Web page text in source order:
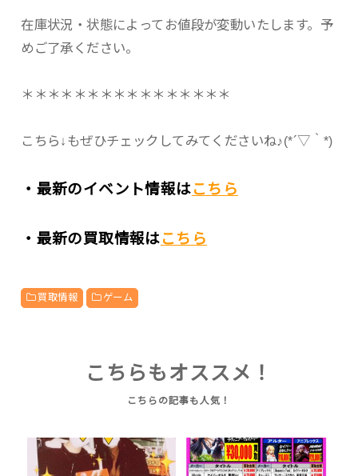
在庫状況・状態によってお値段が変動いたします。予
めご了承ください。
＊＊＊＊＊＊＊＊＊＊＊＊＊＊＊＊
こちら↓もぜひチェックしてみてくださいね♪(*´▽｀*)
・最新のイベント情報はこちら
・最新の買取情報はこちら
買取情報 ゲーム
こちらもオススメ！